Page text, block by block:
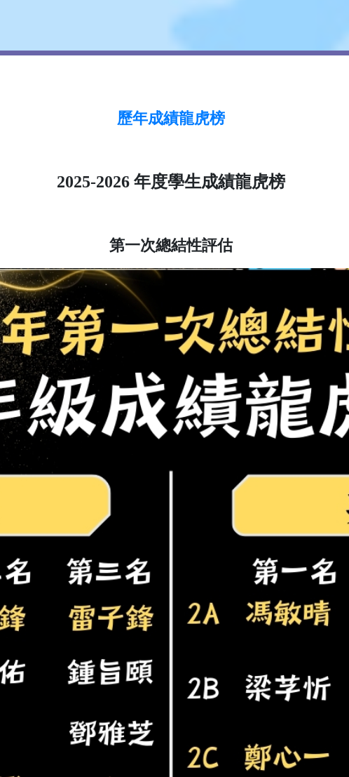
歷年成績龍虎榜
2025-2026 年度學生成績龍虎榜
第一次總結性評估